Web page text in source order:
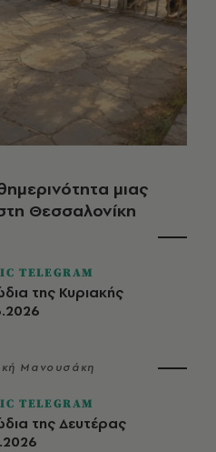
μιας
Θεσσαλονίκη
TELEGRAM
της Κυριακής
Μανουσάκη
TELEGRAM
της Δευτέρας